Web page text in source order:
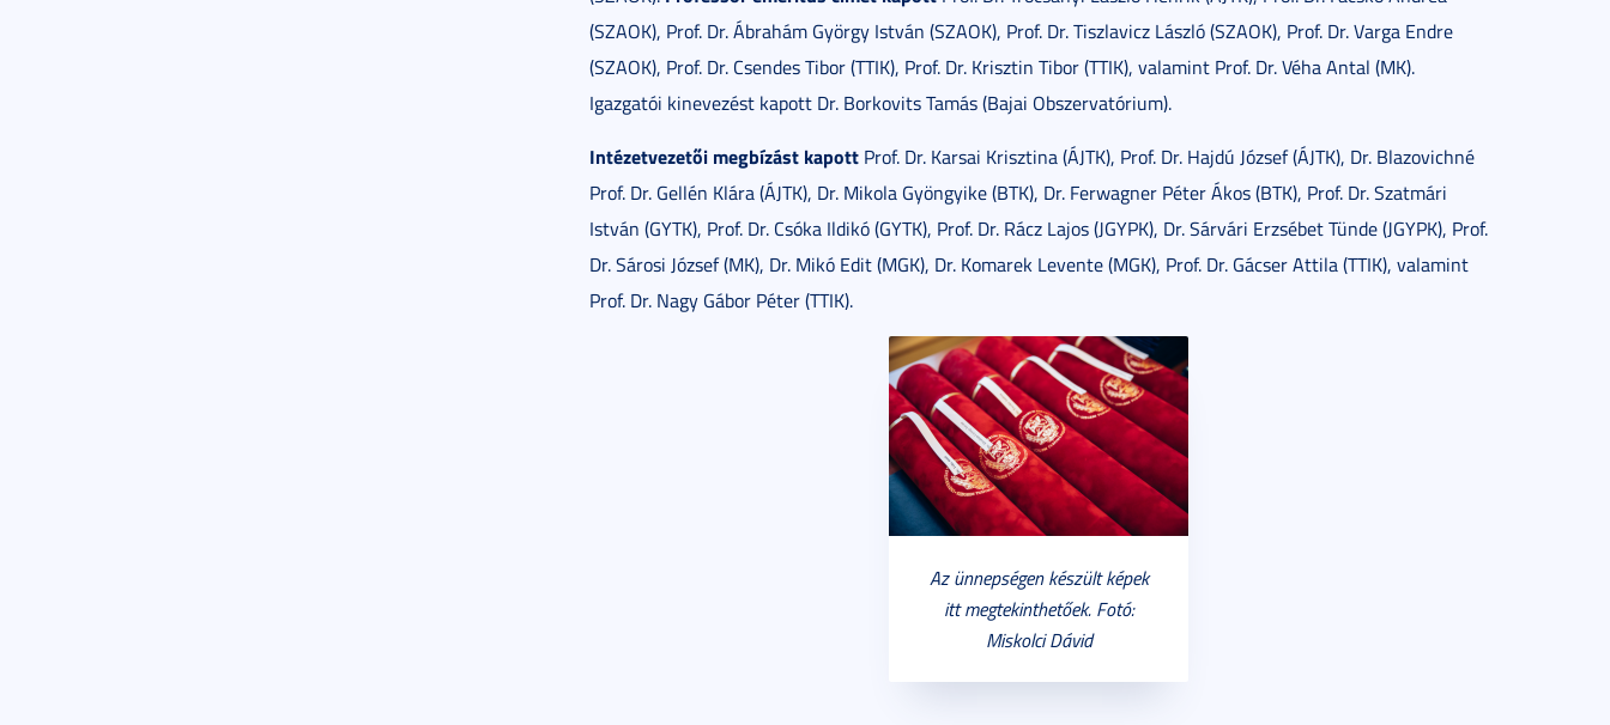
(SZAOK), Prof. Dr. Ábrahám György István (SZAOK), Prof. Dr. Tiszlavicz László (SZAOK), Prof. Dr. Varga Endre
(SZAOK), Prof. Dr. Csendes Tibor (TTIK), Prof. Dr. Krisztin Tibor (TTIK), valamint Prof. Dr. Véha Antal (MK).
Igazgatói kinevezést kapott Dr. Borkovits Tamás (Bajai Obszervatórium).
Intézetvezetői megbízást kapott Prof. Dr. Karsai Krisztina (ÁJTK), Prof. Dr. Hajdú József (ÁJTK), Dr. Blazovichné
Prof. Dr. Gellén Klára (ÁJTK), Dr. Mikola Gyöngyike (BTK), Dr. Ferwagner Péter Ákos (BTK), Prof. Dr. Szatmári
István (GYTK), Prof. Dr. Csóka Ildikó (GYTK), Prof. Dr. Rácz Lajos (JGYPK), Dr. Sárvári Erzsébet Tünde (JGYPK), Prof.
Dr. Sárosi József (MK), Dr. Mikó Edit (MGK), Dr. Komarek Levente (MGK), Prof. Dr. Gácser Attila (TTIK), valamint
Prof. Dr. Nagy Gábor Péter (TTIK).
Az ünnepségen készült képek
itt megtekinthetőek. Fotó:
Miskolci Dávid